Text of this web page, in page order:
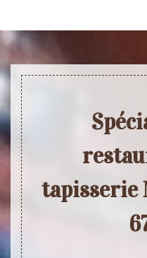
tapisserie